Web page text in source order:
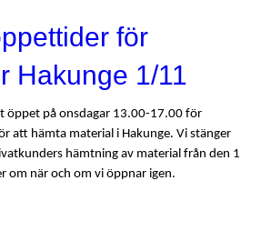
för
Hakunge 1/11
öppet på onsdagar 13.00-17.00 för
att hämta material i Hakunge. Vi stänger
hämtning av material från den 1
om när och om vi öppnar igen.